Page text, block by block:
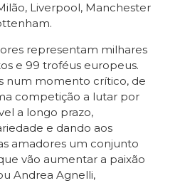
Liverpool, Manchester
representam milhares
e 99 troféus europeus.
num momento crítico, de
competição a lutar por
a longo prazo,
e dando aos
amadores um conjunto
vão aumentar a paixão
Andrea Agnelli,